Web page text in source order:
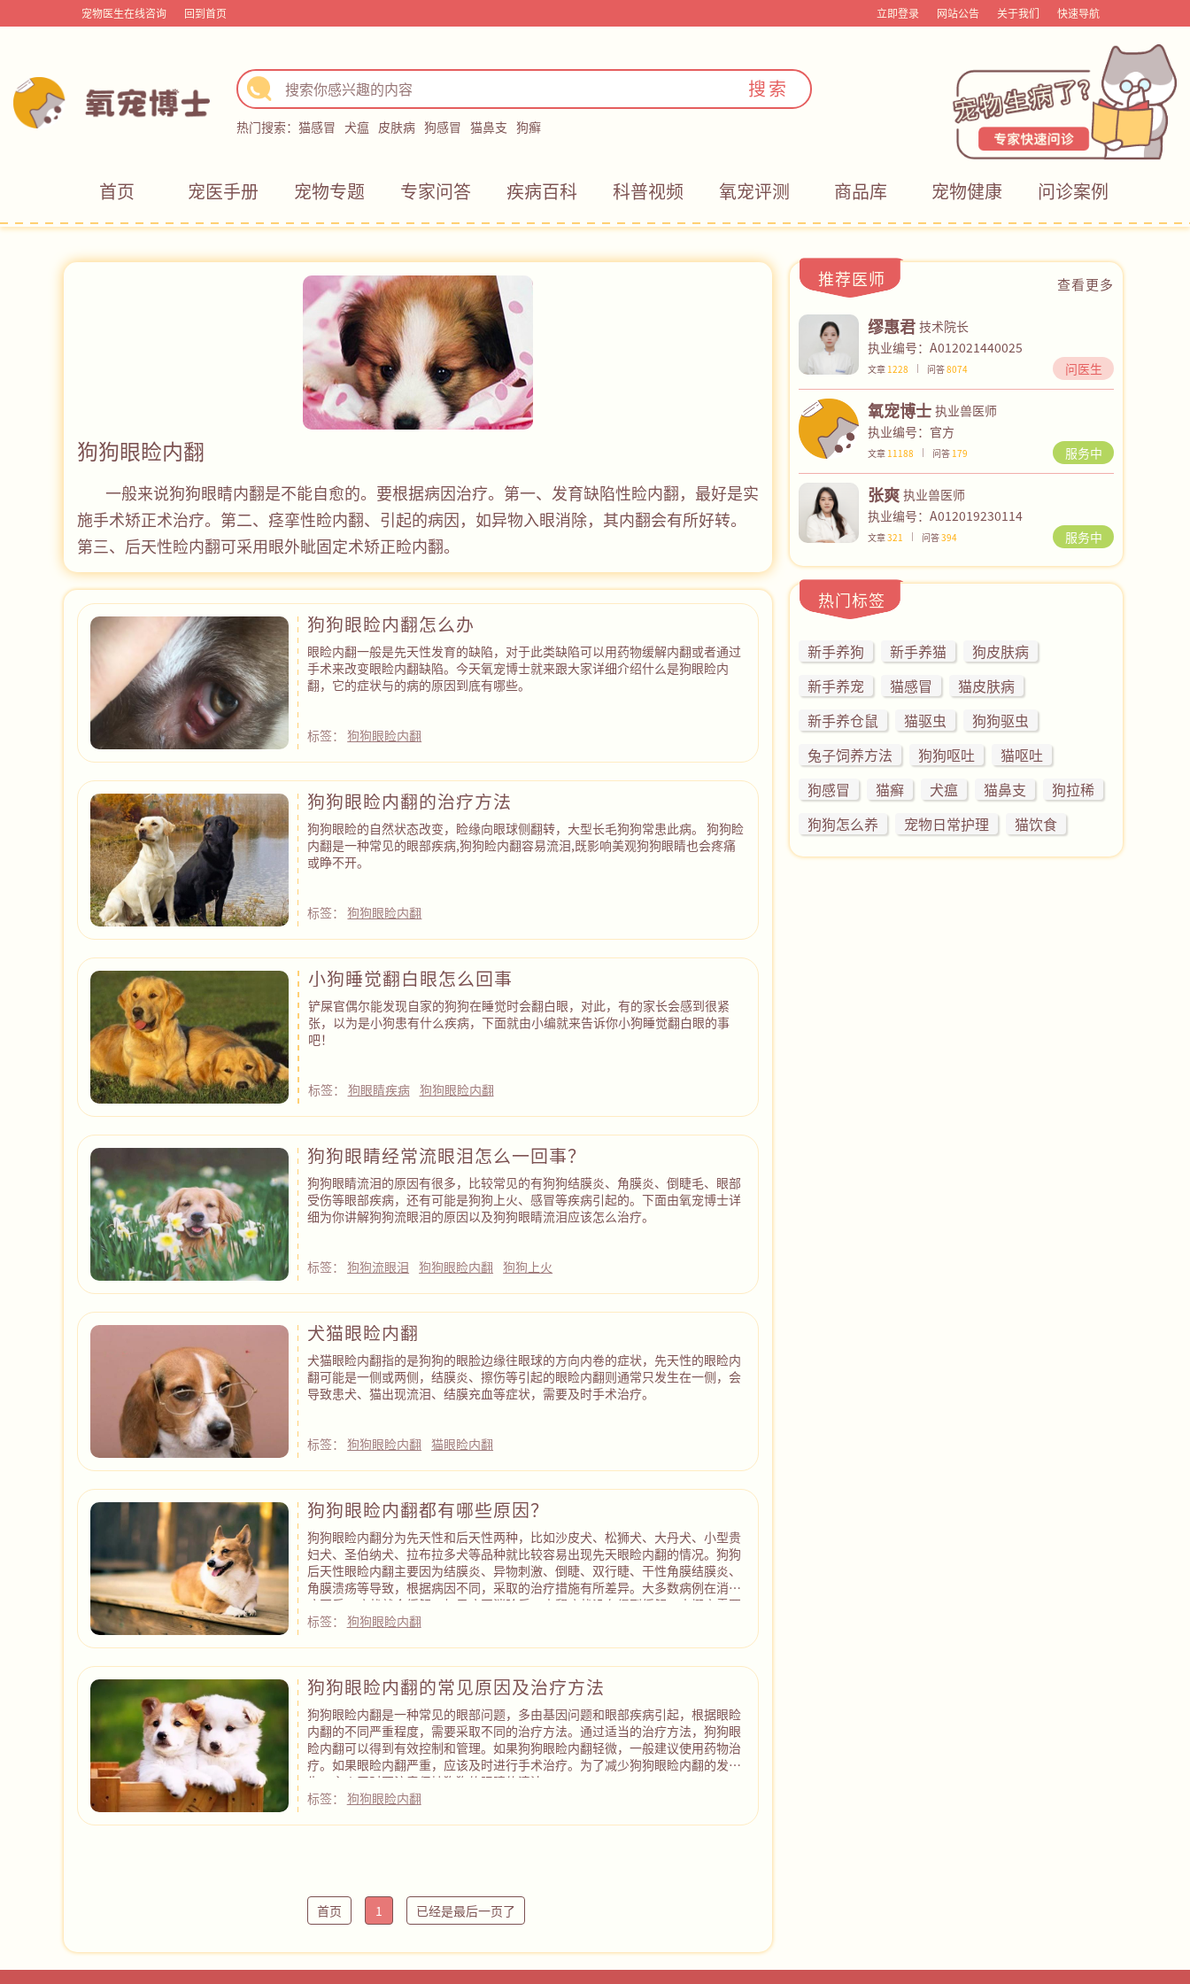
宠物医生在线咨询 回到首页 立即登录 网站公告 关于我们 快速导航
搜索
热门搜索： 猫感冒 犬瘟 皮肤病 狗感冒 猫鼻支 狗癣
首页 宠医手册 宠物专题 专家问答 疾病百科 科普视频 氧宠评测 商品库 宠物健康 问诊案例
狗狗眼睑内翻
一般来说狗狗眼睛内翻是不能自愈的。要根据病因治疗。第一、发育缺陷性睑内翻，最好是实
施手术矫正术治疗。第二、痉挛性睑内翻、引起的病因，如异物入眼消除，其内翻会有所好转。
第三、后天性睑内翻可采用眼外眦固定术矫正睑内翻。
狗狗眼睑内翻怎么办
眼睑内翻一般是先天性发育的缺陷，对于此类缺陷可以用药物缓解内翻或者通过
手术来改变眼睑内翻缺陷。今天氧宠博士就来跟大家详细介绍什么是狗眼睑内
翻，它的症状与的病的原因到底有哪些。
标签：狗狗眼睑内翻
狗狗眼睑内翻的治疗方法
狗狗眼睑的自然状态改变，睑缘向眼球侧翻转，大型长毛狗狗常患此病。 狗狗睑
内翻是一种常见的眼部疾病,狗狗睑内翻容易流泪,既影响美观狗狗眼睛也会疼痛
或睁不开。
标签：狗狗眼睑内翻
小狗睡觉翻白眼怎么回事
铲屎官偶尔能发现自家的狗狗在睡觉时会翻白眼，对此，有的家长会感到很紧
张，以为是小狗患有什么疾病，下面就由小编就来告诉你小狗睡觉翻白眼的事
吧！
标签： 狗眼睛疾病 狗狗眼睑内翻
狗狗眼睛经常流眼泪怎么一回事？
狗狗眼睛流泪的原因有很多，比较常见的有狗狗结膜炎、角膜炎、倒睫毛、眼部
受伤等眼部疾病，还有可能是狗狗上火、感冒等疾病引起的。下面由氧宠博士详
细为你讲解狗狗流眼泪的原因以及狗狗眼睛流泪应该怎么治疗。
标签：狗狗流眼泪 狗狗眼睑内翻 狗狗上火
犬猫眼睑内翻
犬猫眼睑内翻指的是狗狗的眼脸边缘往眼球的方向内卷的症状，先天性的眼睑内
翻可能是一侧或两侧，结膜炎、擦伤等引起的眼睑内翻则通常只发生在一侧，会
导致患犬、猫出现流泪、结膜充血等症状，需要及时手术治疗。
标签：狗狗眼睑内翻 猫眼睑内翻
狗狗眼睑内翻都有哪些原因？
狗狗眼睑内翻分为先天性和后天性两种，比如沙皮犬、松狮犬、大丹犬、小型贵
妇犬、圣伯纳犬、拉布拉多犬等品种就比较容易出现先天眼睑内翻的情况。狗狗
后天性眼睑内翻主要因为结膜炎、异物刺激、倒睫、双行睫、干性角膜结膜炎、
角膜溃疡等导致，根据病因不同，采取的治疗措施有所差异。大多数病例在消除
病因后，症状就会缓解。如果病因消除后，内翻症状没有得到缓解，大概率需要
进行眼睑手术。
标签： 狗狗眼睑内翻
狗狗眼睑内翻的常见原因及治疗方法
狗狗眼睑内翻是一种常见的眼部问题，多由基因问题和眼部疾病引起，根据眼睑
内翻的不同严重程度，需要采取不同的治疗方法。通过适当的治疗方法，狗狗眼
睑内翻可以得到有效控制和管理。如果狗狗眼睑内翻轻微，一般建议使用药物治
疗。如果眼睑内翻严重，应该及时进行手术治疗。为了减少狗狗眼睑内翻的发
生，主人平时要注意保持狗狗的眼睛的清洁。
标签： 狗狗眼睑内翻
首页 1 已经是最后一页了
推荐医师 查看更多
缪惠君 技术院长
执业编号：A012021440025
文章 1228 问答8074 问医生
氧宠博士 执业兽医师
执业编号：官方
文章 11188 问答 179 服务中
张爽 执业兽医师
执业编号：A012019230114
文章321 问答394 服务中
热门标签
新手养狗 新手养猫
狗皮肤病
新手养宠
猫感冒
猫皮肤病
新手养仓鼠
猫驱虫
狗狗驱虫
兔子饲养方法
狗狗呕吐
猫呕吐
狗感冒
猫癣 犬瘟 猫鼻支
狗拉稀
狗狗怎么养
宠物日常护理 猫饮食